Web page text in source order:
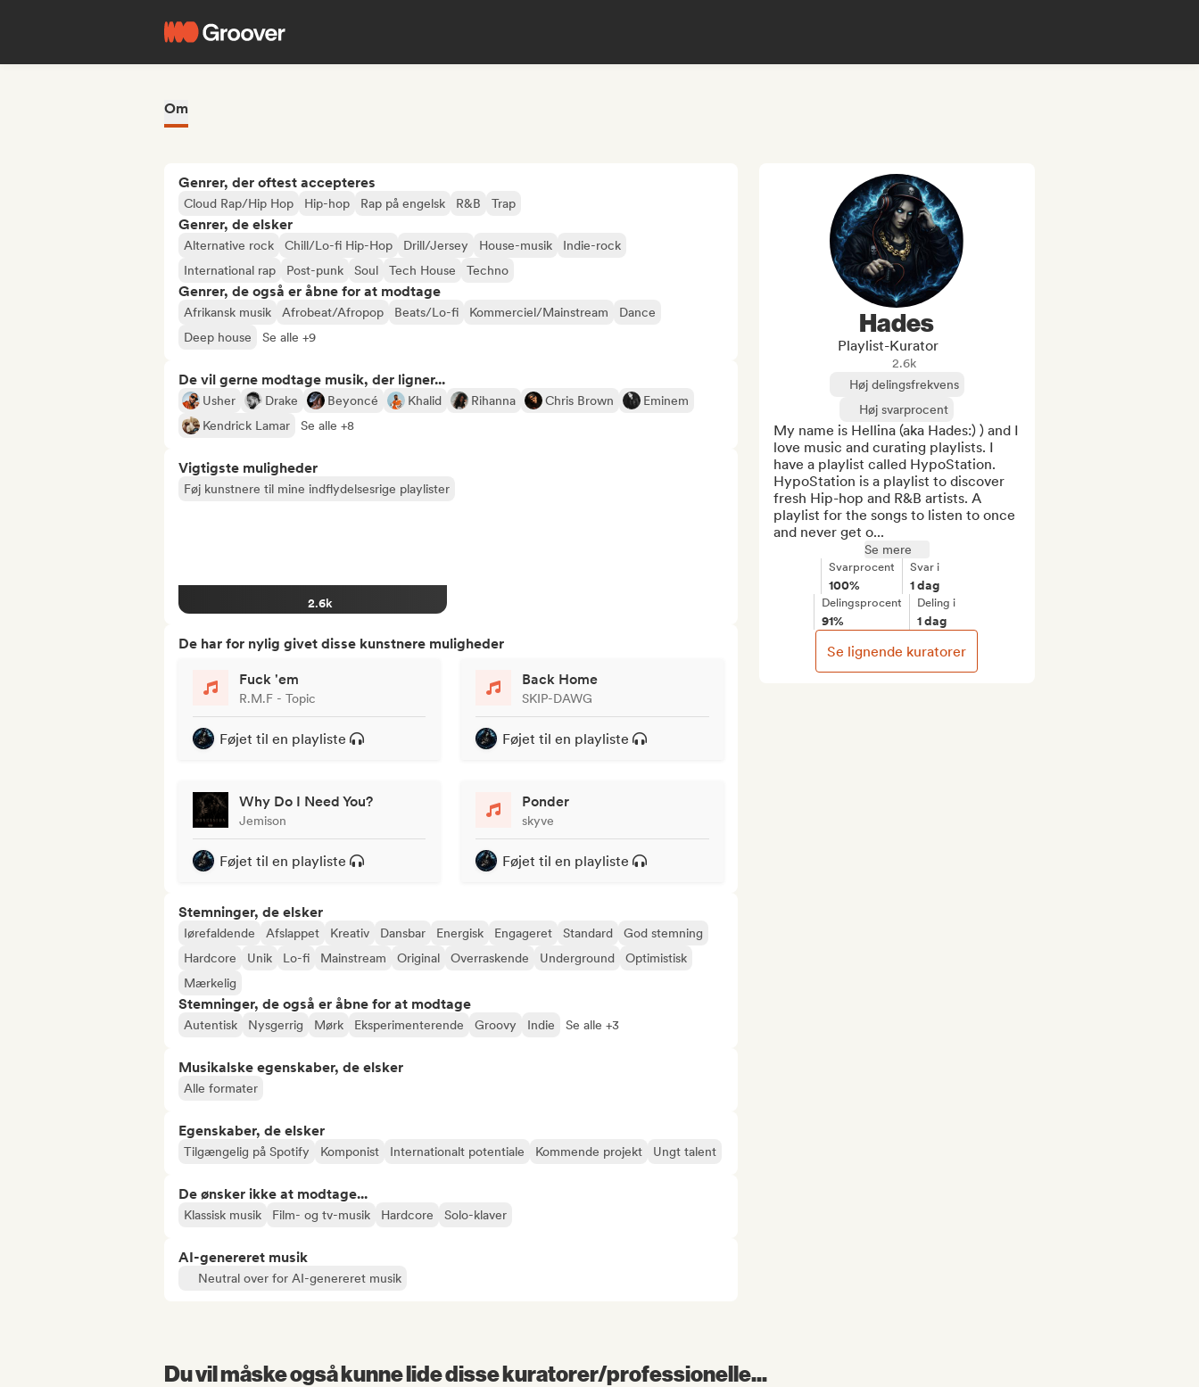
Om
Genrer, der oftest accepteres
Cloud Rap/Hip Hop Hip-hop Rap på engelsk R&B Trap
Genrer, de elsker
Alternative rock Chill/Lo-fi Hip-Hop Drill/Jersey House-musik
Indie-rock
International rap
Post-punk Soul Tech House Techno
Genrer, de også er åbne for at modtage
Afrikansk musik Afrobeat/Afropop Beats/Lo-fi Kommerciel/Mainstream
Dance
Deep house
Se alle +9
De vil gerne modtage musik, der ligner...
Usher Drake Beyoncé Khalid Rihanna Chris Brown
Eminem
Kendrick Lamar
Se alle +8
Vigtigste muligheder
Føj kunstnere til mine indflydelsesrige playlister
2.6k
De har for nylig givet disse kunstnere muligheder
Fuck 'em
R.M.F - Topic
Føjet til en playliste
Back Home
SKIP-DAWG
Føjet til en playliste
Why Do I Need You?
Jemison
Føjet til en playliste
Ponder
skyve
Føjet til en playliste
Stemninger, de elsker
Iørefaldende Afslappet Kreativ Dansbar Energisk Engageret Standard
God stemning
Hardcore
Unik Lo-fi Mainstream Original Overraskende Underground
Optimistisk
Mærkelig
Stemninger, de også er åbne for at modtage
Autentisk Nysgerrig Mørk Eksperimenterende Groovy Indie Se alle +3
Musikalske egenskaber, de elsker
Alle formater
Egenskaber, de elsker
Tilgængelig på Spotify Komponist Internationalt potentiale Kommende projekt Ungt talent
De ønsker ikke at modtage...
Klassisk musik Film- og tv-musik Hardcore Solo-klaver
AI-genereret musik
Neutral over for AI-genereret musik
Hades
Playlist-Kurator
2.6k
Høj delingsfrekvens
Høj svarprocent
My name is Hellina (aka Hades:) ) and I
love music and curating playlists. I
have a playlist called HypoStation.
HypoStation is a playlist to discover
fresh Hip-hop and R&B artists. A
playlist for the songs to listen to once
and never get o...
Se mere
Svarprocent
100%
Svar i
1 dag
Delingsprocent
91%
Deling i
1 dag
Se lignende kuratorer
Du vil måske også kunne lide disse kuratorer/professionelle...